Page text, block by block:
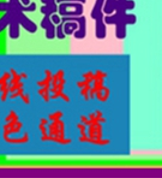
练
为宜
求逐